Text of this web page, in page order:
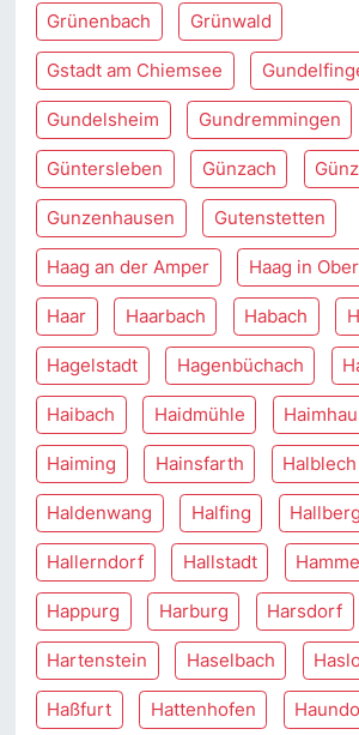
Grünenbach Grünwald
Gstadt am Chiemsee
Gundelsheim Gundremmingen
Güntersleben Günzach
Gunzenhausen Gutenstetten
Haag an der Amper Haag in
Haar Haarbach Habach
Hagelstadt Hagenbüchach
Haibach Haidmühle
Haiming Hainsfarth Halblech
Haldenwang Halfing
Hallerndorf Hallstadt
Happurg Harburg Harsdorf
Hartenstein Haselbach
Haßfurt Hattenhofen